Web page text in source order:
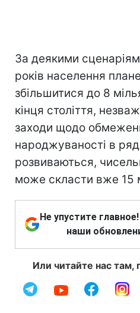
За деякими
років населення
збільшитися до 8
кінця століття,
заходи щодо
народжуваності в
розвиваються,
може скласти вже 15
Не упустите
наши
Или читайте нас там,